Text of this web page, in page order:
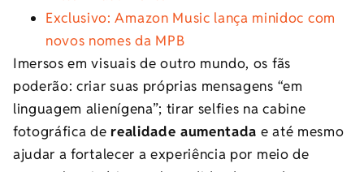
Exclusivo: Amazon Music lança minidoc com
novos nomes da MPB
Imersos em visuais de outro mundo, os fãs
poderão: criar suas próprias mensagens “em
linguagem alienígena”; tirar selfies na cabine
fotográfica de realidade aumentada e até mesmo
ajudar a fortalecer a experiência por meio de